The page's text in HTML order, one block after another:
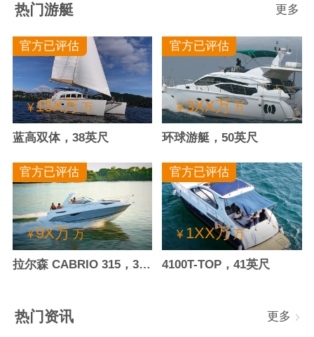
热门游艇 更多
官方已评估
¥15X万万
蓝高双体，38英尺
官方已评估
¥3XX万万
环球游艇，50英尺
官方已评估
¥9X万万
拉尔森 CABRIO 315，30.4英尺
官方已评估
¥ 1XX万万
4100T-TOP，41英尺
热门资讯 更多